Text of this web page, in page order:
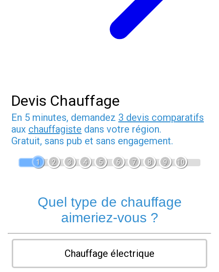
Devis Chauffage
En 5 minutes, demandez 3 devis comparatifs
aux chauffagiste dans votre région.
Gratuit, sans pub et sans engagement.
1 2 3 4 5 6 7 8 9 10
Quel type de chauffage
aimeriez-vous ?
Chauffage électrique